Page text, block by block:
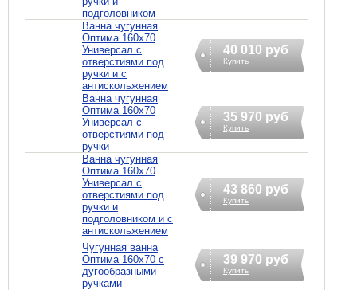
подголовником
Ванна чугунная
Оптима 160х70
Универсал с
отверстиями под
ручки и с
антискольжением
40 010 руб
Купить
Ванна чугунная
Оптима 160х70
Универсал с
отверстиями под
ручки
35 970 руб
Купить
Ванна чугунная
Оптима 160х70
Универсал с
отверстиями под
ручки и
подголовником и с
антискольжением
43 860 руб
Купить
Чугунная ванна
Оптима 160х70 с
дугообразными
ручками
39 970 руб
Купить